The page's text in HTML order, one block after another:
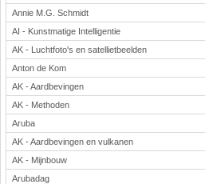
Annie M.G. Schmidt
AI - Kunstmatige Intelligentie
AK - Luchtfoto's en satellietbeelden
Anton de Kom
AK - Aardbevingen
AK - Methoden
Aruba
AK - Aardbevingen en vulkanen
AK - Mijnbouw
Arubadag